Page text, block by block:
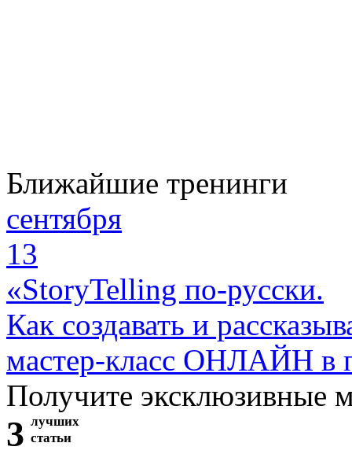
Ближайшие тренинги
сентября
13
«StoryTelling по-русски.
Как создавать и
мастер-класс ОНЛАЙН в
Получите эксклюзивные
3 лучших
статьи